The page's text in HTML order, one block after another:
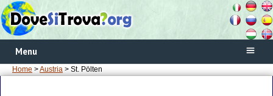
Menu
Home >Austria > St. Pölten